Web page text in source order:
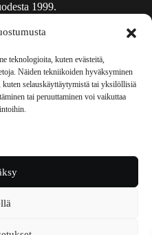
teknologioita, kuten evästeitä,
Näiden tekniikoiden hyväksyminen
selauskäyttäytymistä tai yksilöllisiä
tai peruuttaminen voi vaikuttaa
1999.